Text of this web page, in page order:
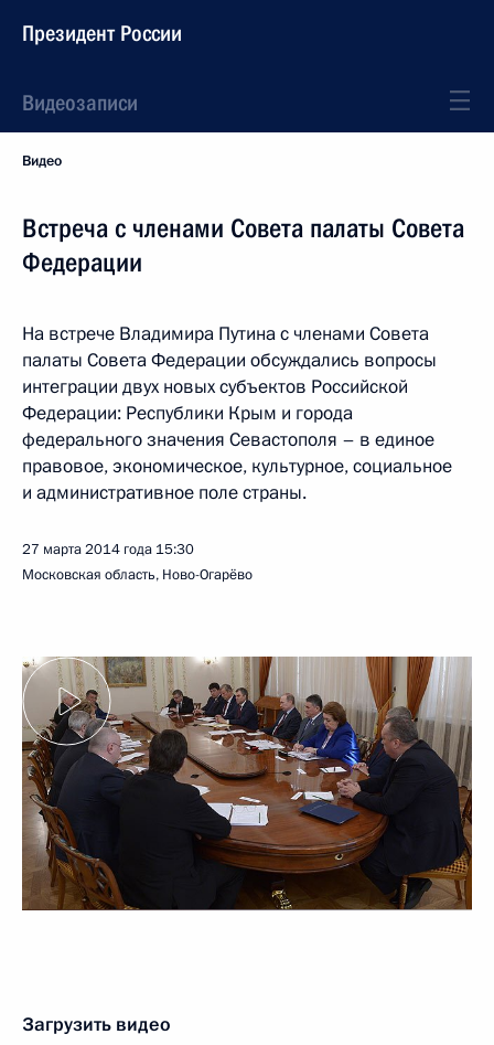
Президент России
Видеозаписи
Видео
Встреча с членами Совета палаты Совета
Федерации
На встрече Владимира Путина с членами Совета
палаты Совета Федерации обсуждались вопросы
интеграции двух новых субъектов Российской
Федерации: Республики Крым и города
федерального значения Севастополя – в единое
правовое, экономическое, культурное, социальное
и административное поле страны.
27 марта 2014 года 15:30
Московская область, Ново-Огарёво
Загрузить видео